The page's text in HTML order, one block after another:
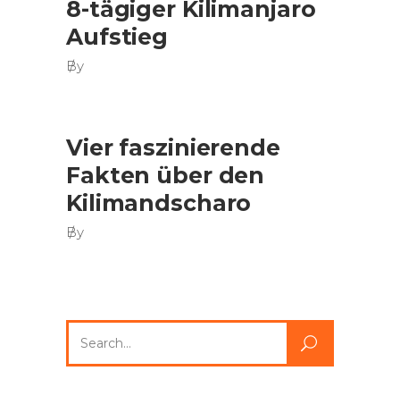
8-tägiger Kilimanjaro
Aufstieg
By
Vier faszinierende
Fakten über den
Kilimandscharo
By
for: